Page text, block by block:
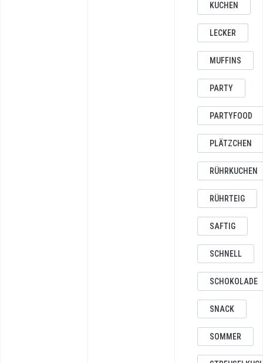
KUCHEN
LECKER
MUFFINS
PARTY
PARTYFOOD
PLÄTZCHEN
RÜHRKUCHEN
RÜHRTEIG
SAFTIG
SCHNELL
SCHOKOLADE
SNACK
SOMMER